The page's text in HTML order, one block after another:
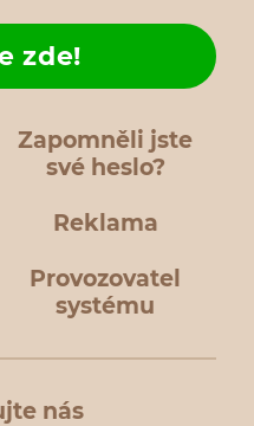
Zapomněli jste
své heslo?
zde!
Reklama
Provozovatel
systému
nás